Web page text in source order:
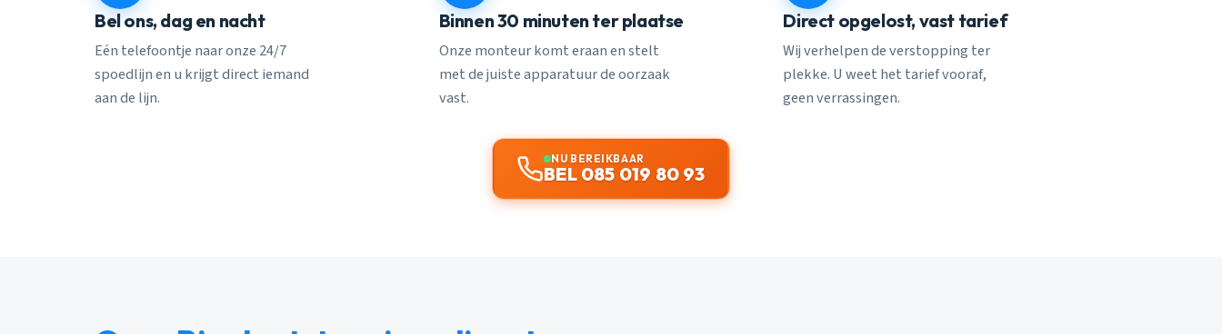
Bel ons, dag en nacht
Eén telefoontje naar onze 24/7
spoedlijn en u krijgt direct iemand
aan de lijn.
Binnen 30 minuten ter plaatse
Onze monteur komt eraan en stelt
met de juiste apparatuur de oorzaak
vast.
Direct opgelost, vast tarief
Wij verhelpen de verstopping ter
plekke. U weet het tarief vooraf,
geen verrassingen.
NU BEREIKBAAR
BEL 085 019 80 93